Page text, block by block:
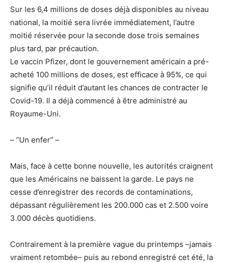
Sur les 6,4 millions de doses déjà disponibles au niveau
national, la moitié sera livrée immédiatement, l’autre
moitié réservée pour la seconde dose trois semaines
plus tard, par précaution.
Le vaccin Pfizer, dont le gouvernement américain a pré-
acheté 100 millions de doses, est efficace à 95%, ce qui
signifie qu’il réduit d’autant les chances de contracter le
Covid-19. Il a déjà commencé à être administré au
Royaume-Uni.
– “Un enfer” –
Mais, face à cette bonne nouvelle, les autorités craignent
que les Américains ne baissent la garde. Le pays ne
cesse d’enregistrer des records de contaminations,
dépassant régulièrement les 200.000 cas et 2.500 voire
3.000 décès quotidiens.
Contrairement à la première vague du printemps –jamais
vraiment retombée– puis au rebond enregistré cet été, la